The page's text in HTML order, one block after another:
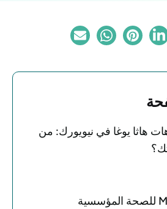
هاثا يوغا في نيويورك: من